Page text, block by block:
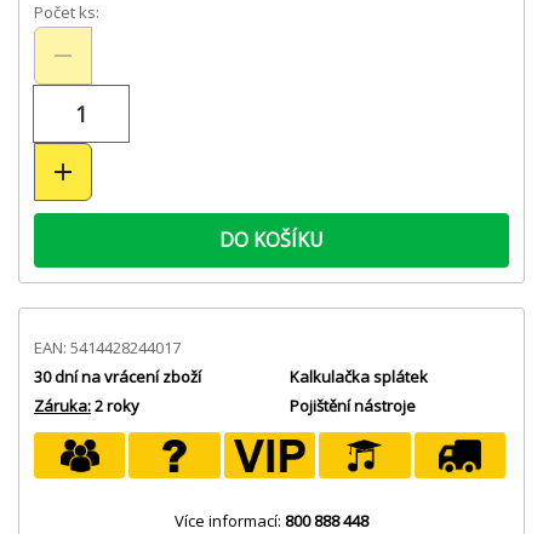
Počet ks:
DO KOŠÍKU
EAN: 5414428244017
30 dní na vrácení zboží
Záruka:2 roky
Kalkulačka splátek
Pojištění nástroje
Více informací: 800 888 448